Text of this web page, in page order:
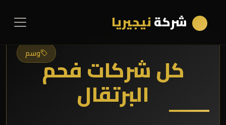
شركةنيجيريا
وسمكل شركات فحم
البرتقال